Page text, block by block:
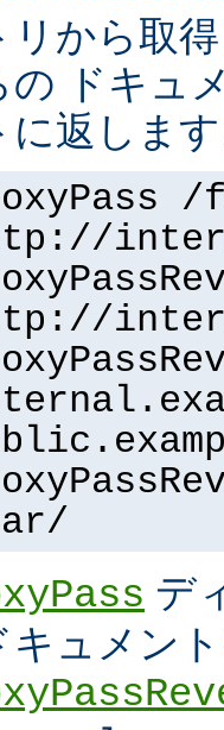
リから取
の ドキュ
に返します
/
デ
キュメン